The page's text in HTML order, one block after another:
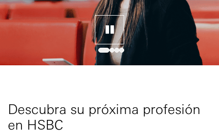
Descubra su próxima profesión
en HSBC